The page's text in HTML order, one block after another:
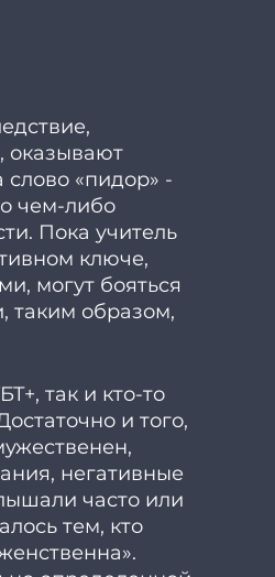
оказывают
«пидор» -
чем-либо
Пока учитель
ключе,
могут бояться
таким образом,
так и кто-то
и того,
негативные
часто или
тем, кто